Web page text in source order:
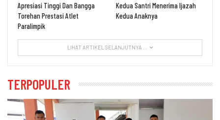
Apresiasi Tinggi Dan Bangga
Torehan Prestasi Atlet
Paralimpik
Kedua Santri Menerima Ijazah
Kedua Anaknya
LIHAT ARTIKEL SELANJUTNYA ...
TERPOPULER